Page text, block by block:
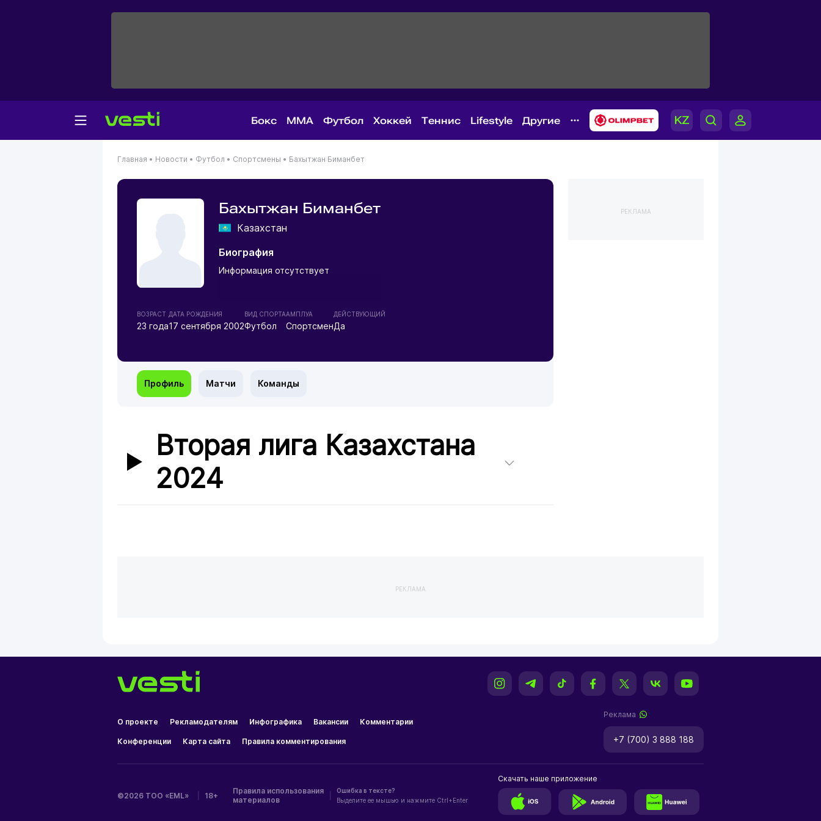
Бокс MMA Футбол Хоккей Теннис Lifestyle Другие
Главная • Новости • Футбол • Спортсмены • Бахытжан Биманбет
Бахытжан Биманбет
Казахстан
Биография
Информация отсутствует
ВОЗРАСТ
23 года
ДАТА РОЖДЕНИЯ
17 сентября 2002
ВИД СПОРТА
Футбол
АМПЛУА
Спортсмен
ДЕЙСТВУЮЩИЙ
Да
Профиль Матчи Команды
Вторая лига Казахстана
2024
РЕКЛАМА
РЕКЛАМА
О проекте Рекламодателям Инфографика Вакансии Комментарии
Конференции Карта сайта Правила комментирования
Реклама
+7 (700) 3 888 188
©2026 ТОО «EML» 18+
Правила использования
материалов
Ошибка в тексте?
Выделите ее мышью и нажмите Ctrl+Enter
Скачать наше приложение